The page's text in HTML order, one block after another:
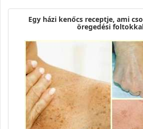
Egy házi kenőcs receptje, ami
öregedési